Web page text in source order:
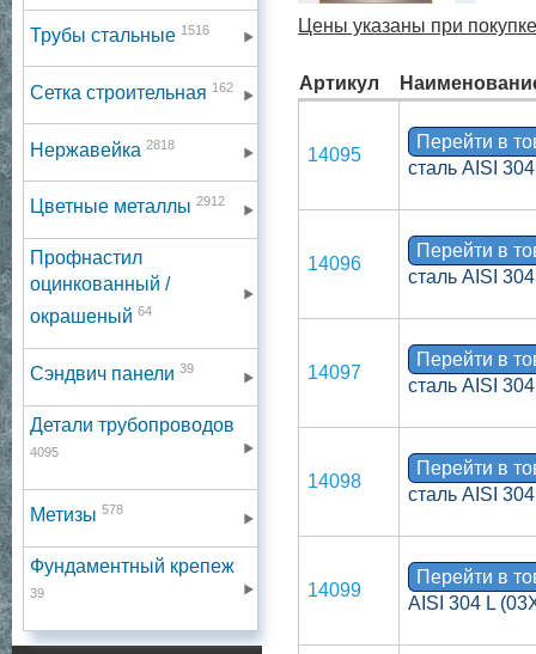
Трубы стальные 1516
Сетка строительная 162
Нержавейка 2818
Цветные металлы 2912
Профнастил
оцинкованный /
окрашеный 64
Сэндвич панели 39
Детали трубопроводов
4095
Метизы 578
Фундаментный крепеж
39
Цены указаны при
Артикул
14095
Перейти в
сталь AISI
14096
Перейти в
сталь AISI
14097
Перейти в
сталь AISI
14098
Перейти в
сталь AISI
14099
Перейти в
AISI 304 L